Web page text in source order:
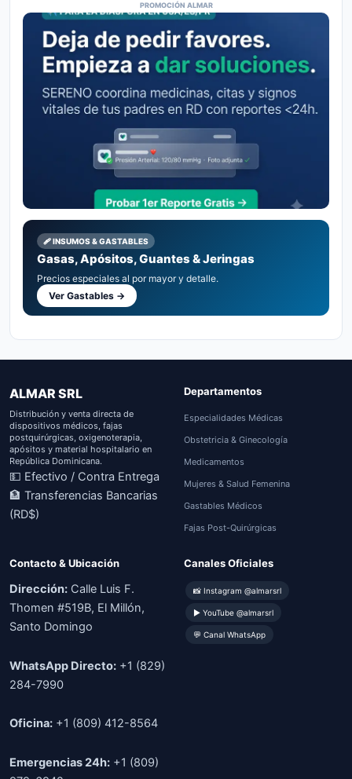
PROMOCIÓN ALMAR
🩹 INSUMOS & GASTABLES
Gasas, Apósitos, Guantes & Jeringas
Precios especiales al por mayor y detalle.
Ver Gastables →
ALMAR SRL
Distribución y venta directa de
dispositivos médicos, fajas
postquirúrgicas, oxigenoterapia,
apósitos y material hospitalario en
República Dominicana.
💵 Efectivo / Contra Entrega
🏦 Transferencias Bancarias
(RD$)
Departamentos
Especialidades Médicas
Obstetricia & Ginecología
Medicamentos
Mujeres & Salud Femenina
Gastables Médicos
Fajas Post-Quirúrgicas
Contacto & Ubicación
Dirección: Calle Luis F.
Thomen #519B, El Millón,
Santo Domingo
WhatsApp Directo: +1 (829)
284-7990
Oficina: +1 (809) 412-8564
Emergencias 24h: +1 (809)
Canales Oficiales
📸 Instagram @almarsrl
▶ YouTube @almarsrl
💬 Canal WhatsApp